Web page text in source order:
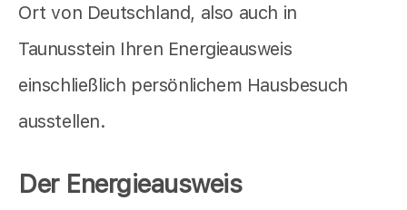
Ort von Deutschland, also auch in
Taunusstein Ihren Energieausweis
einschließlich persönlichem Hausbesuch
ausstellen.
Der Energieausweis